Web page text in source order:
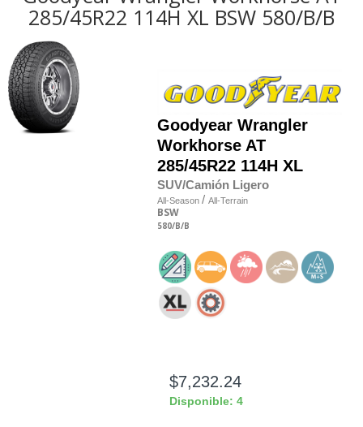
285/45R22 114H XL BSW 580/B/B
Goodyear Wrangler
Workhorse AT
285/45R22 114H XL
SUV/Camión Ligero
All-Season / All-Terrain
BSW
580/B/B
$7,232.24
Disponible: 4